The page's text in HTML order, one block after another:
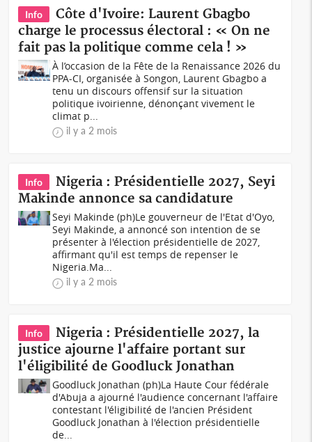
Info
Côte d'Ivoire: Laurent Gbagbo
charge le processus électoral : « On ne
fait pas la politique comme cela ! »
À l’occasion de la Fête de la Renaissance 2026 du
PPA-CI, organisée à Songon, Laurent Gbagbo a
tenu un discours offensif sur la situation
politique ivoirienne, dénonçant vivement le
climat p...
il y a 2 mois
Info
Nigeria : Présidentielle 2027, Seyi
Makinde annonce sa candidature
Seyi Makinde (ph)Le gouverneur de l'Etat d'Oyo,
Seyi Makinde, a annoncé son intention de se
présenter à l'élection présidentielle de 2027,
affirmant qu'il est temps de repenser le
Nigeria.Ma...
il y a 2 mois
Info
Nigeria : Présidentielle 2027, la
justice ajourne l'affaire portant sur
l'éligibilité de Goodluck Jonathan
Goodluck Jonathan (ph)La Haute Cour fédérale
d'Abuja a ajourné l'audience concernant l'affaire
contestant l'éligibilité de l'ancien Président
Goodluck Jonathan à l'élection présidentielle
de...